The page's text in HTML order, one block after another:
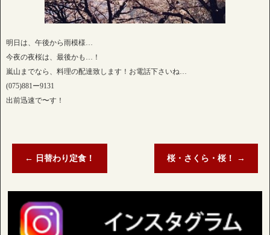
明日は、午後から雨模様…
今夜の夜桜は、最後かも…！
嵐山までなら、料理の配達致します！お電話下さいね…
(075)881ー9131
出前迅速で〜す！
← 日替わり定食！ 桜・さくら・桜！ →